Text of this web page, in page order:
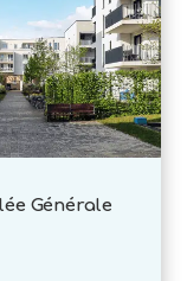
Générale